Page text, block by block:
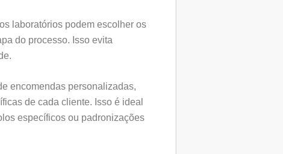
laboratórios podem escolher os
do processo. Isso evita
encomendas personalizadas,
de cada cliente. Isso é ideal
específicos ou padronizações